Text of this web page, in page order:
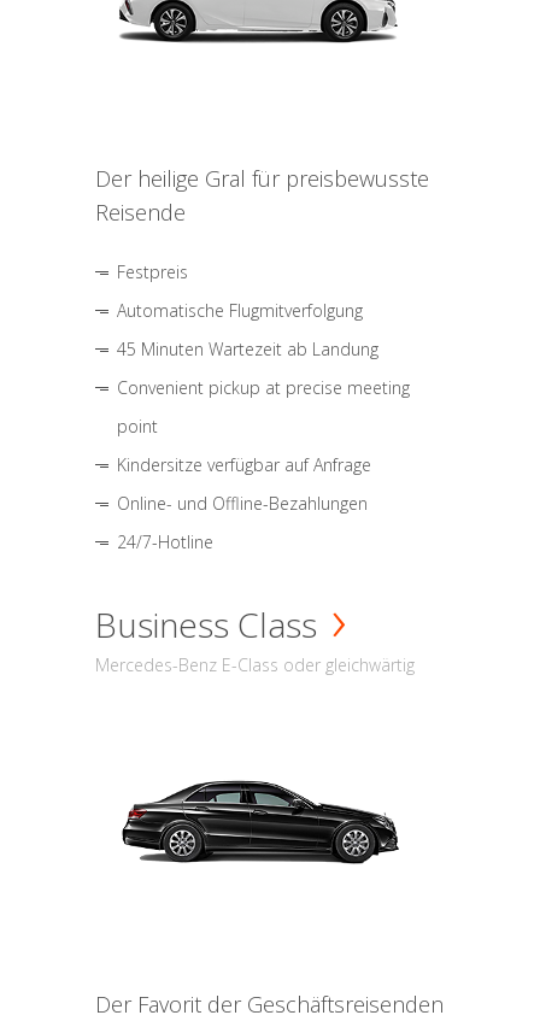
Der heilige Gral für preisbewusste
Reisende
Festpreis
Automatische Flugmitverfolgung
45 Minuten Wartezeit ab Landung
Convenient pickup at precise meeting
point
Kindersitze verfügbar auf Anfrage
Online- und Offline-Bezahlungen
24/7-Hotline
Business Class
Mercedes-Benz E-Class oder gleichwärtig
Der Favorit der Geschäftsreisenden